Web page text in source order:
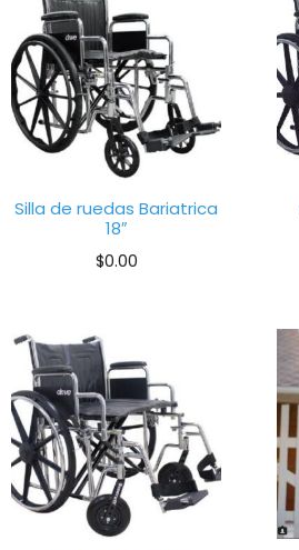
Silla de ruedas Bariatrica
18″
$0.00